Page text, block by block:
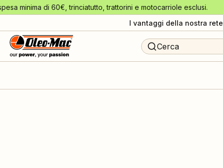
minima di 60€, trinciatutto, trattorini e motocarriole esclusi.
I vantaggi della nostra rete
Cerca